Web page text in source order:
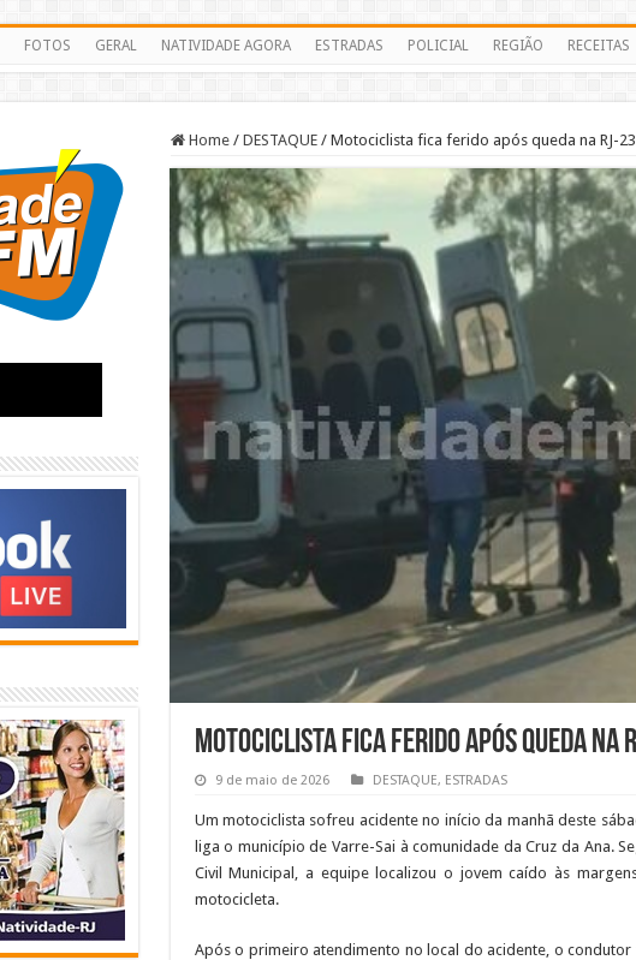
FOTOS GERAL NATIVIDADE AGORA ESTRADAS POLICIAL REGIÃO RECEITAS
Home / DESTAQUE / Motociclista fica ferido após queda na RJ-
Motociclista fica ferido após queda na
9 de maio de 2026 DESTAQUE, ESTRADAS
Um motociclista sofreu acidente no início da manhã deste
liga o município de Varre-Sai à comunidade da Cruz da Ana.
Civil Municipal, a equipe localizou o jovem caído às
motocicleta.
Após o primeiro atendimento no local do acidente, o